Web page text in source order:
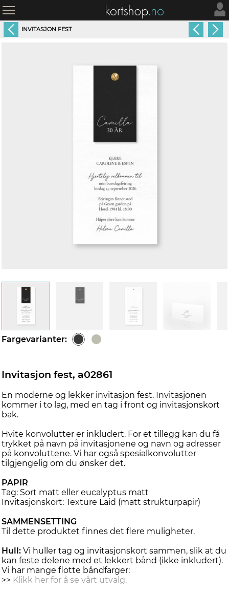
INVITASJON FEST
Fargevarianter:
Invitasjon fest, a02861
En moderne og lekker invitasjon fest. Invitasjonen
kommer i to lag, med en tag i front og invitasjonskort
bak.
Hvite konvolutter er inkludert. For et tillegg kan du få
trykket på navn på invitasjonene og navn og adresser
på konvoluttene. Vi har også spesialkonvolutter
tilgjengelig om du ønsker det.
PAPIR
Tag: Sort matt eller eucalyptus matt
Invitasjonskort: Texture Laid (matt strukturpapir)
SAMMENSETTING
Til dette produktet finnes det flere muligheter.
Hull: Vi huller tag og invitasjonskort sammen, slik at du
kan feste delene med et lekkert bånd (ikke inkludert).
Vi har mange flotte båndfarger:
>> Klikk her for å se vårt utvalg.